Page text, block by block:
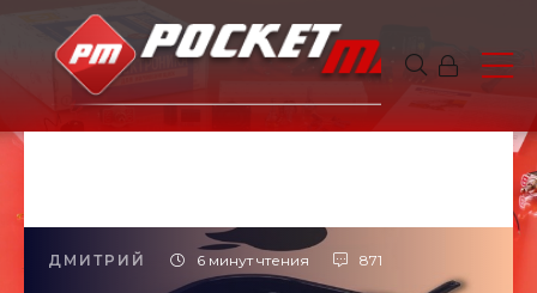
ДМИТРИЙ 6 минут чтения 871